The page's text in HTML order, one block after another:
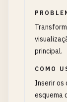
principal.
COMO
Inserir os
esquema